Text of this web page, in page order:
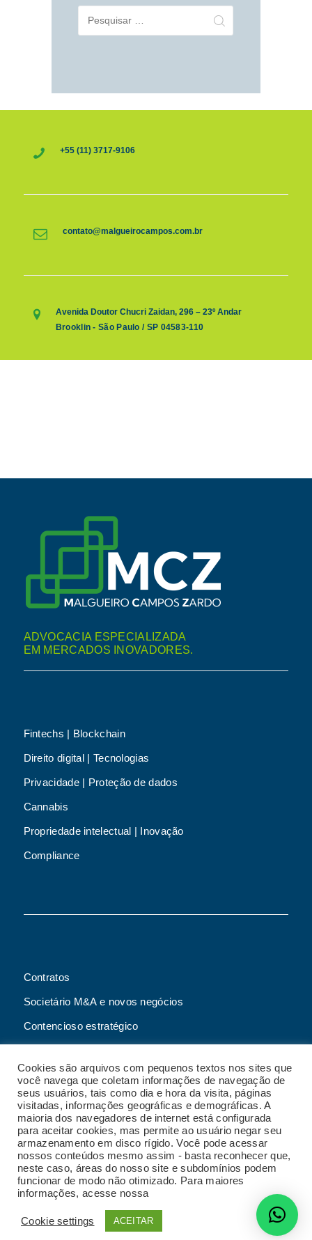
por:
+55 (11) 3717-9106
contato@malgueirocampos.com.br
Avenida Doutor Chucri Zaidan, 296 – 23º Andar
Brooklin - São Paulo / SP 04583-110
ADVOCACIA ESPECIALIZADA
EM MERCADOS INOVADORES.
Fintechs | Blockchain
Direito digital | Tecnologias
Privacidade | Proteção de dados
Cannabis
Propriedade intelectual | Inovação
Compliance
Contratos
Societário M&A e novos negócios
Contencioso estratégico
Advogado online
Planos de assessoria mensal
2023 Malgueiro Campos Zardo Advocacia |
Termos e condições de uso do site|Política de
privacidade|Código de conduta
Política de
Política de
gestão de crises e continuidade de negócios
|
Desenvolvido porRadar do Marketing
Cookies são arquivos com pequenos textos nos sites que
você navega que coletam informações de navegação de
seus usuários, tais como dia e hora da visita, páginas
visitadas, informações geográficas e demográficas. A
maioria dos navegadores de internet está configurada
para aceitar cookies, mas permite ao usuário negar seu
armazenamento em disco rígido. Você pode acessar
nossos conteúdos mesmo assim - basta reconhecer que,
neste caso, áreas do nosso site e subdomínios podem
funcionar de modo não otimizado. Para maiores
informações, acesse nossa
Cookie settings ACEITAR